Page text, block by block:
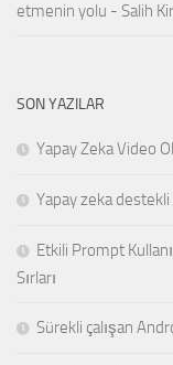
etmenin yolu - Salih
SON YAZILAR
Yapay Zeka Video
Yapay zeka
Etkili Prompt
Sırları
Sürekli çalışan